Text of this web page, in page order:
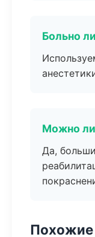
Больно
Можно ли
Да,
Похожие